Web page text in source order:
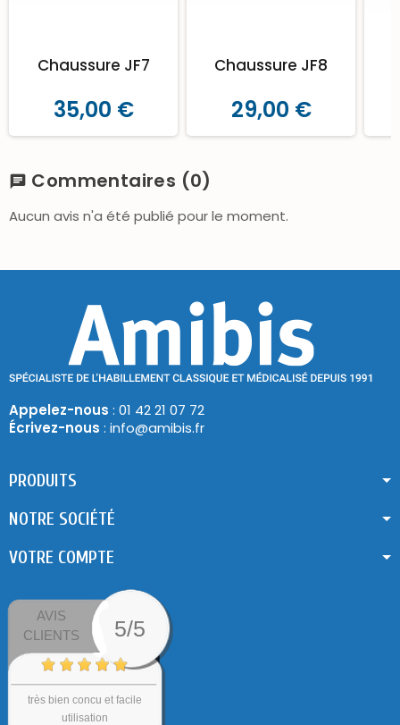
Chaussure JF7
35,00 €
Chaussure JF8
29,00 €
chat Commentaires (0)
Aucun avis n'a été publié pour le moment.
Appelez-nous : 01 42 21 07 72
Écrivez-nous : info@amibis.fr
PRODUITS
NOTRE SOCIÉTÉ
VOTRE COMPTE
AVIS
CLIENTS
5/5
très bien concu et facile
utilisation